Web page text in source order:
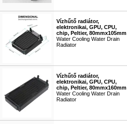
Vízhűtő radiátor,
elektronikai, GPU, CPU,
chip, Peltier, 80mmx105mm
Water Cooling Water Drain
Radiator
Vízhűtő radiátor,
elektronikai, GPU, CPU,
chip, Peltier, 80mmx160mm
Water Cooling Water Drain
Radiator